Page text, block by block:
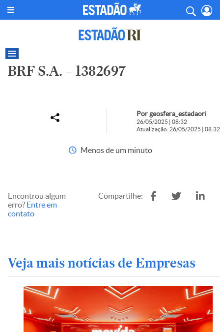
BRF S.A. – 1382697
Por geosfera_estadaori
26/05/2025 | 08:32
Atualização: 26/05/2025 | 08:32
Menos de um minuto
Encontrou algum
erro? Entre em
contato
Compartilhe:
Veja mais notícias de Empresas